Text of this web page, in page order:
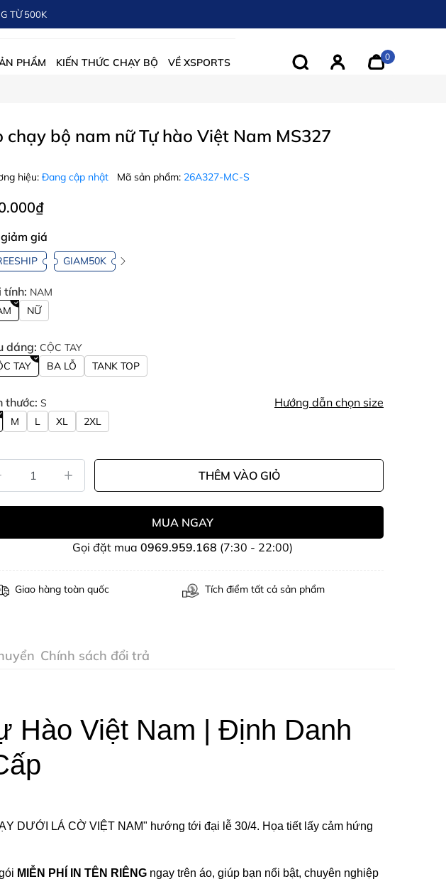
TỪ 500K
PHẨM KIẾN THỨC CHẠY BỘ VỀ XSPORTS 0
chạy bộ nam nữ Tự hào Việt Nam MS327
hiệu: Đang cập nhật Mã sản phẩm: 26A327-MC-S
giá
GIAM50K
tính: NAM
NỮ
dáng: CỘC TAY
TAY
BA LỖ TANK TOP
thước: S Hướng dẫn chọn size
M L XL 2XL
THÊM VÀO GIỎ
MUA NGAY
Gọi đặt mua 0969.959.168 (7:30 - 22:00)
Giao hàng toàn quốc Tích điểm tất cả sản phẩm
Chính sách đổi trả
Hào Việt Nam | Định Danh
DƯỚI LÁ CỜ VIỆT NAM" hướng tới đại lễ 30/4. Họa tiết lấy cảm hứng
MIỄN PHÍ IN TÊN RIÊNG ngay trên áo, giúp bạn nổi bật, chuyên nghiệp